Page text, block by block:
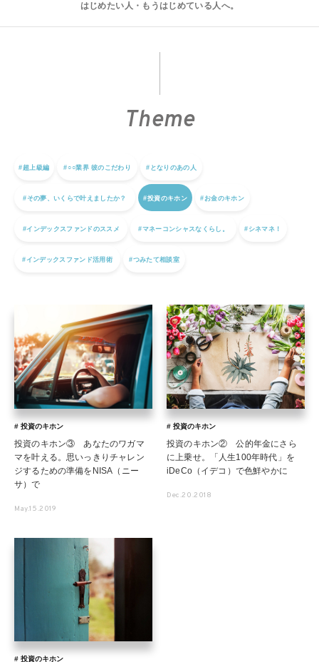
はじめたい人・もうはじめている人へ。
Theme
#超上級編 #○○業界 彼のこだわり #となりのあの人
#その夢、いくらで叶えましたか？ #投資のキホン #お金のキホン
#インデックスファンドのススメ #マネーコンシャスなくらし。 #シネマネ！
#インデックスファンド活用術 #つみたて相談室
# 投資のキホン
投資のキホン③ あなたのワガマ
マを叶える。思いっきりチャレン
ジするための準備をNISA（ニー
サ）で
May.15.2019
# 投資のキホン
投資のキホン② 公的年金にさら
に上乗せ。「人生100年時代」を
iDeCo（イデコ）で色鮮やかに
Dec.20.2018
# 投資のキホン